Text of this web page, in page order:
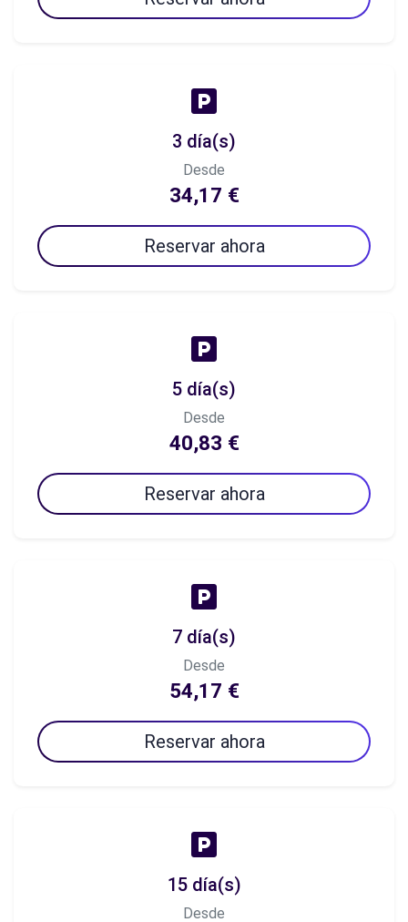
3 día(s)
Desde
34,17 €
Reservar ahora
5 día(s)
Desde
40,83 €
Reservar ahora
7 día(s)
Desde
54,17 €
Reservar ahora
15 día(s)
Desde